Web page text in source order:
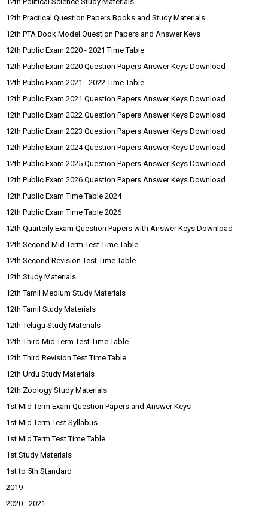
12th Practical Question Papers Books and Study Materials
12th PTA Book Model Question Papers and Answer Keys
12th Public Exam 2020 - 2021 Time Table
12th Public Exam 2020 Question Papers Answer Keys Download
12th Public Exam 2021 - 2022 Time Table
12th Public Exam 2021 Question Papers Answer Keys Download
12th Public Exam 2022 Question Papers Answer Keys Download
12th Public Exam 2023 Question Papers Answer Keys Download
12th Public Exam 2024 Question Papers Answer Keys Download
12th Public Exam 2025 Question Papers Answer Keys Download
12th Public Exam 2026 Question Papers Answer Keys Download
12th Public Exam Time Table 2024
12th Public Exam Time Table 2026
12th Quarterly Exam Question Papers with Answer Keys Download
12th Second Mid Term Test Time Table
12th Second Revision Test Time Table
12th Study Materials
12th Tamil Medium Study Materials
12th Tamil Study Materials
12th Telugu Study Materials
12th Third Mid Term Test Time Table
12th Third Revision Test Time Table
12th Urdu Study Materials
12th Zoology Study Materials
1st Mid Term Exam Question Papers and Answer Keys
1st Mid Term Test Syllabus
1st Mid Term Test Time Table
1st Study Materials
1st to 5th Standard
2019
2020 - 2021